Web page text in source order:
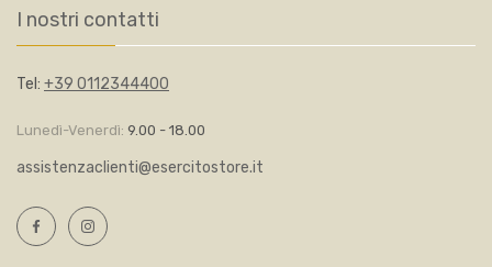
I nostri contatti
Tel: +39 0112344400
Lunedì-Venerdì: 9.00 - 18.00
assistenzaclienti@esercitostore.it